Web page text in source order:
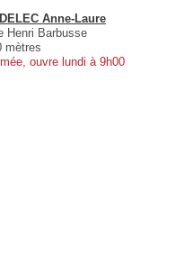
Anne-Laure
Henri Barbusse
mètres
ouvre lundi à 9h00